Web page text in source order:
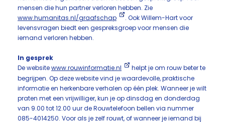
mensen die hun partner verloren hebben. Zie
www.humanitas.nl/graafschap
. Ook Willem-Hart voor
levensvragen biedt een gespreksgroep voor mensen die
iemand verloren hebben.
In gesprek
De websitewww.rouwinformatie.nl
helpt je om rouw beter te
begrijpen. Op deze website vind je waardevolle, praktische
informatie en herkenbare verhalen op één plek. Wanneer je wilt
praten met een vrijwilliger, kun je op dinsdag en donderdag
van 9.00 tot 12.00 uur de Rouwtelefoon bellen via nummer
085-4014250. Voor als je zelf rouwt, of wanneer je iemand bij